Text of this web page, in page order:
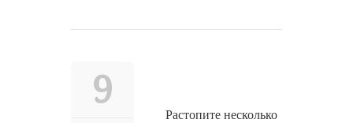
9
Растопите несколько